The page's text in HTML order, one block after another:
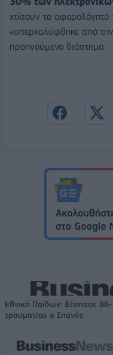
χτίσουν το αφορολόγητό
«υπερκαλύφθηκε από
προηγούμενο διάστημα
Εθνική Παίδων: Ξέσπασε
τραυματίας ο Σπανός